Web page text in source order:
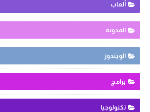
ألعاب
المدونة
الويندوز
برامج
تكنولوجيا